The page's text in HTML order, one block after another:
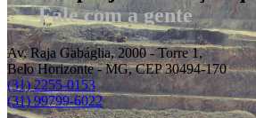
Fale com a gente
Av. Raja Gabáglia, 2000 - Torre 1,
Belo Horizonte - MG, CEP 30494-170
(31) 2255-0153
(31) 99799-6022